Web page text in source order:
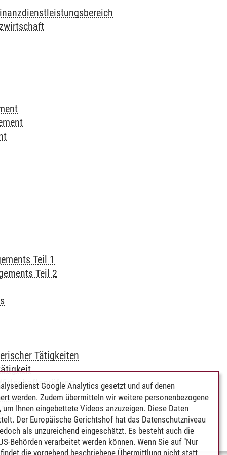
Teil 1
Teil 2
Tätigkeiten
Google Analytics gesetzt und auf denen
werden. Zudem übermitteln wir weitere personenbezogene
Ihnen eingebettete Videos anzuzeigen. Diese Daten
Der Europäische Gerichtshof hat das Datenschutzniveau
als unzureichend eingeschätzt. Es besteht auch die
Behörden verarbeitet werden können. Wenn Sie auf "Nur
die vorgehend beschriebene Übermittlung nicht statt.